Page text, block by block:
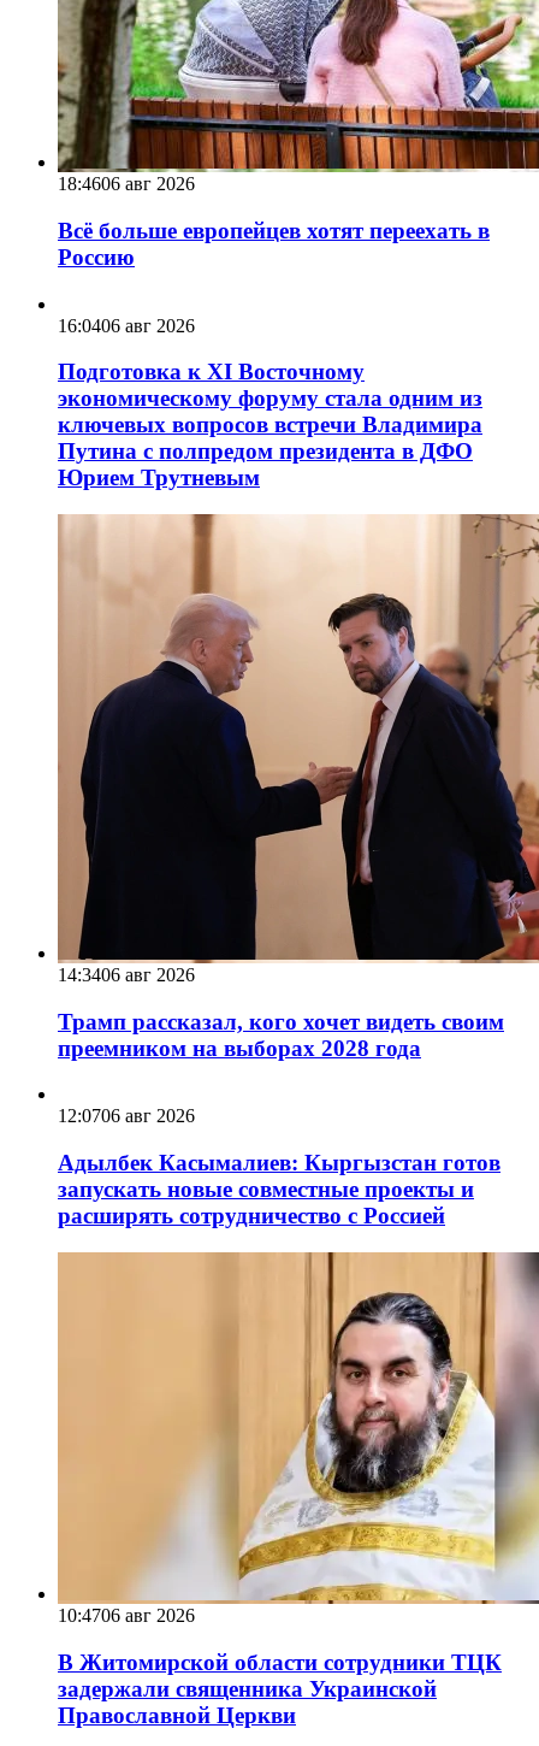
18:4606 авг 2026
Всё больше европейцев хотят переехать в
Россию
16:0406 авг 2026
Подготовка к XI Восточному
экономическому форуму стала одним из
ключевых вопросов встречи Владимира
Путина с полпредом президента в ДФО
Юрием Трутневым
14:3406 авг 2026
Трамп рассказал, кого хочет видеть своим
преемником на выборах 2028 года
12:0706 авг 2026
Адылбек Касымалиев: Кыргызстан готов
запускать новые совместные проекты и
расширять сотрудничество с Россией
10:4706 авг 2026
В Житомирской области сотрудники ТЦК
задержали священника Украинской
Православной Церкви